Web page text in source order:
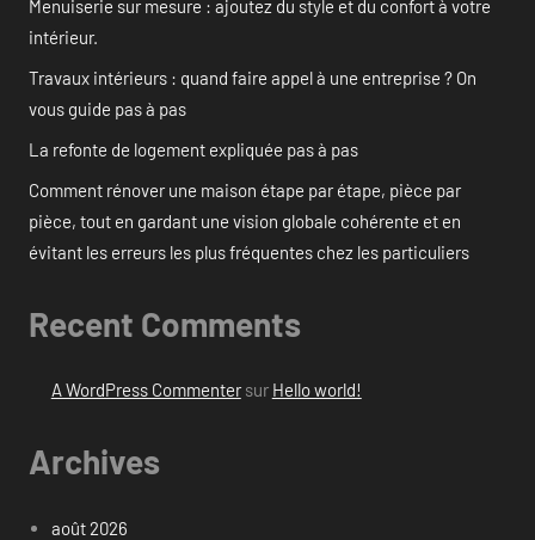
Menuiserie sur mesure : ajoutez du style et du confort à votre
intérieur.
Travaux intérieurs : quand faire appel à une entreprise ? On
vous guide pas à pas
La refonte de logement expliquée pas à pas
Comment rénover une maison étape par étape, pièce par
pièce, tout en gardant une vision globale cohérente et en
évitant les erreurs les plus fréquentes chez les particuliers
Recent Comments
A WordPress Commentersur Hello world!
Archives
août 2026